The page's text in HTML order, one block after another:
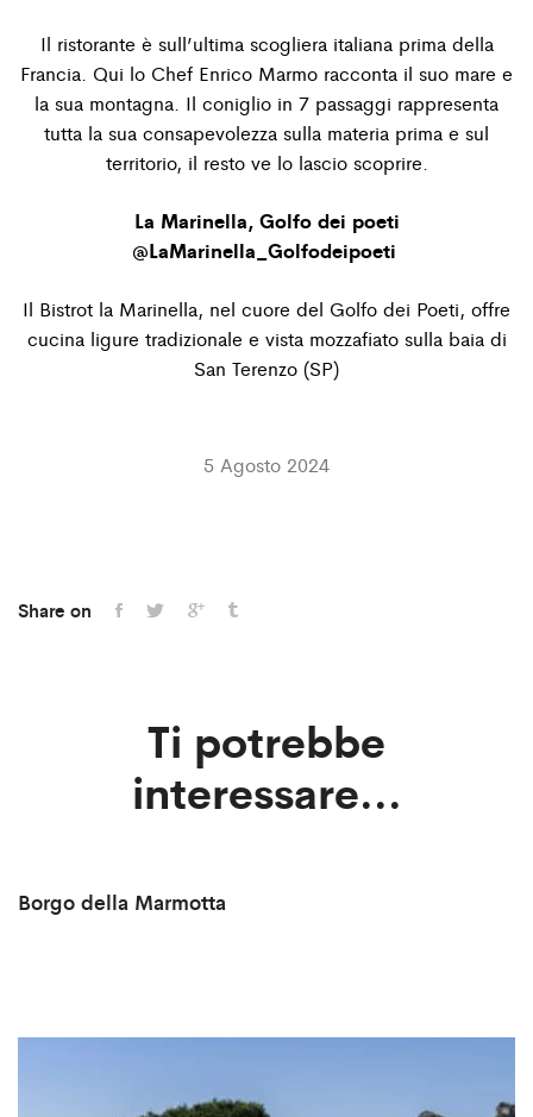
Il ristorante è sull’ultima scogliera italiana prima della
Francia. Qui lo Chef Enrico Marmo racconta il suo mare e
la sua montagna. Il coniglio in 7 passaggi rappresenta
tutta la sua consapevolezza sulla materia prima e sul
territorio, il resto ve lo lascio scoprire.
La Marinella, Golfo dei poeti
@LaMarinella_Golfodeipoeti
Il Bistrot la Marinella, nel cuore del Golfo dei Poeti, offre
cucina ligure tradizionale e vista mozzafiato sulla baia di
San Terenzo (SP)
5 Agosto 2024
Share on
Ti potrebbe
interessare...
Borgo della Marmotta